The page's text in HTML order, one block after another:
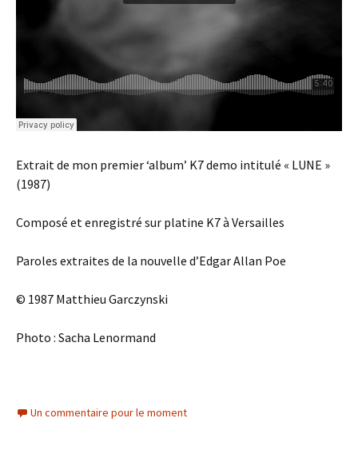
Extrait de mon premier ‘album’ K7 demo intitulé « LUNE »
(1987)
Composé et enregistré sur platine K7 à Versailles
Paroles extraites de la nouvelle d’Edgar Allan Poe
© 1987 Matthieu Garczynski
Photo : Sacha Lenormand
Un commentaire pour le moment